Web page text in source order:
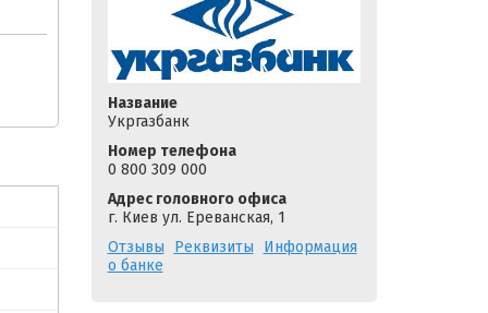
Название
Укргазбанк
Номер телефона
0 800 309 000
Адрес головного офиса
г. Киев ул. Ереванская, 1
Отзывы
Реквизиты
Информация
о банке